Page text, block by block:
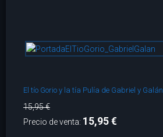
El tío Gorio y la tía Pulía de Gabriel y Galán
15,95 €
Precio de venta: 15,95 €